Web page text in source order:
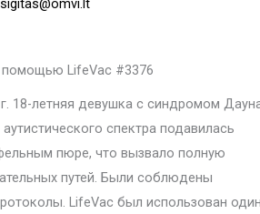
sigitas@omvi.lt
помощью LifeVac #3376
18-летняя девушка с синдромом
спектра подавилась
пюре, что вызвало полную
путей. Были соблюдены
LifeVac был использован